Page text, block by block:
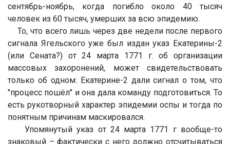
сентябрь-ноябрь, когда погибло около 40 тысяч
человек из 60 тысяч, умерших за всю эпидемию.
То, что всего лишь через две недели после первого
сигнала Ягельского уже был издан указ Екатерины-2
(или Сената?) от 24 марта 1771 г. об организации
массовых захоронений, может свидетельствовать
только об одном: Екатерине-2 дали сигнал о том, что
"процесс пошёл" и она дала команду подготовиться. То
есть рукотворный характер эпидемии оспы и тогда по
понятным причинам маскировался.
Упомянутый указ от 24 марта 1771 г вообще-то
знаковый – фактически с него должно отсчитываться